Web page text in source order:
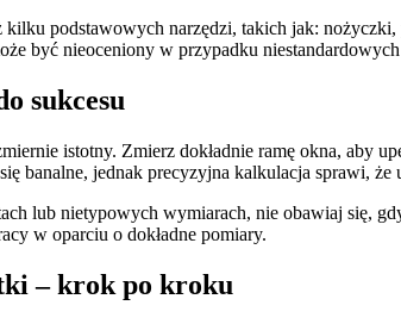
podstawowych narzędzi, takich jak:
być nieoceniony w przypadku
sukcesu
istotny. Zmierz dokładnie ramę okna, aby
banalne, jednak precyzyjna kalkulacja sprawi,
lub nietypowych wymiarach, nie obawiaj się,
w oparciu o dokładne pomiary.
– krok po kroku